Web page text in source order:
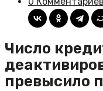
Число
превысило